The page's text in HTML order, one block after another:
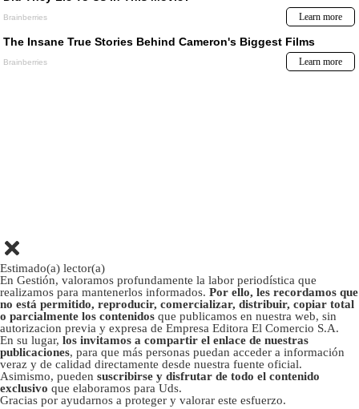
Estimado(a) lector(a)
En Gestión, valoramos profundamente la labor periodística que
realizamos para mantenerlos informados. Por ello, les recordamos que
no está permitido, reproducir, comercializar, distribuir, copiar total
o parcialmente los contenidos que publicamos en nuestra web, sin
autorizacion previa y expresa de Empresa Editora El Comercio S.A.
En su lugar, los invitamos a compartir el enlace de nuestras
publicaciones, para que más personas puedan acceder a información
veraz y de calidad directamente desde nuestra fuente oficial.
Asimismo, pueden suscribirse y disfrutar de todo el contenido
exclusivo que elaboramos para Uds.
Gracias por ayudarnos a proteger y valorar este esfuerzo.